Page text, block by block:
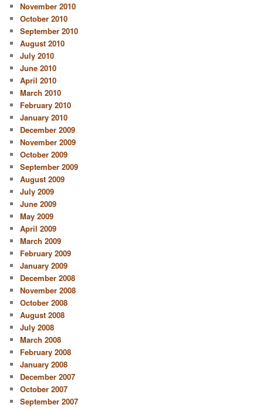
November 2010
October 2010
September 2010
August 2010
July 2010
June 2010
April 2010
March 2010
February 2010
January 2010
December 2009
November 2009
October 2009
September 2009
August 2009
July 2009
June 2009
May 2009
April 2009
March 2009
February 2009
January 2009
December 2008
November 2008
October 2008
August 2008
July 2008
March 2008
February 2008
January 2008
December 2007
October 2007
September 2007